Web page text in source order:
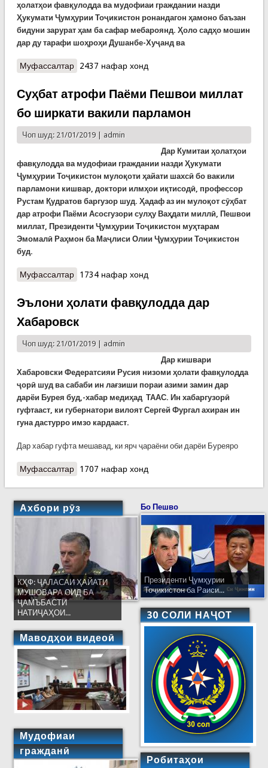
ҳолатҳои фавқулодда ва мудофиаи граждании назди
Ҳукумати Ҷумҳурии Тоҷикистон ронандагон ҳамоно баъзан
бидуни зарурат ҳам ба сафар мебароянд. Ҳоло садҳо мошин
дар ду тарафи шоҳроҳи Душанбе-Хуҷанд ва
Муфассалтаро Вазъи роҳҳои кишвар барои имрӯз, 21 январи
2437 нафар хонд
Суҳбат атрофи Паёми Пешвои миллат
бо ширкати вакили парламон
Чоп шуд: 21/01/2019 | admin
Дар Кумитаи ҳолатҳои
фавқулодда ва мудофиаи граждании назди Ҳукумати
Ҷумҳурии Тоҷикистон мулоқоти ҳайати шахсӣ бо вакили
парламони кишвар, доктори илмҳои иқтисодӣ, профессор
Рустам Қудратов баргузор шуд. Ҳадаф аз ин мулоқот сӯҳбат
дар атрофи Паёми Асосгузори сулҳу Ваҳдати миллӣ, Пешвои
миллат, Президенти Ҷумҳурии Тоҷикистон муҳтарам
Эмомалӣ Раҳмон ба Маҷлиси Олии Ҷумҳурии Тоҷикистон
буд.
Муфассалтаро Суҳбат атрофи Паёми Пешвои миллат бо
1734 нафар хонд
Эълони ҳолати фавқулодда дар
Хабаровск
Чоп шуд: 21/01/2019 | admin
Дар кишвари
Хабаровски Федератсияи Русия низоми ҳолати фавқулодда
ҷорӣ шуд ва сабаби ин лағзиши пораи азими замин дар
дарёи Бурея буд,-хабар медиҳад ТААС. Ин хабаргузорӣ
гуфтааст, ки губернатори вилоят Сергей Фургал ахиран ин
гуна дастурро имзо кардааст.
Дар хабар гуфта мешавад, ки ярч ҷараёни оби дарёи Буреяро
Муфассалтаро Эълони ҳолати фавқулодда дар Хабаровск
1707 нафар хонд
Ахбори рӯз
КҲФ: ҶАЛАСАИ ҲАЙАТИ
МУШОВАРА ОИД БА
ҶАМЪБАСТИ
НАТИҶАҲОИ...
Маводҳои видеоӣ
Мудофиаи
гражданӣ
Бо Пешво
Президенти Ҷумҳурии
Тоҷикистон ба Раиси...
30 СОЛИ НАҶОТ
Робитаҳои